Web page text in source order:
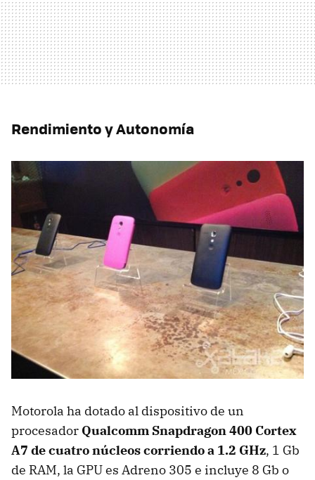
Rendimiento y Autonomía
Motorola ha dotado al dispositivo de un
procesador Qualcomm Snapdragon 400 Cortex
A7 de cuatro núcleos corriendo a 1.2 GHz, 1 Gb
de RAM, la GPU es Adreno 305 e incluye 8 Gb o